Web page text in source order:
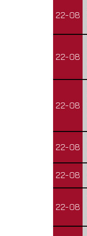
22-08
22-08
22-08
22-08
22-08
22-08